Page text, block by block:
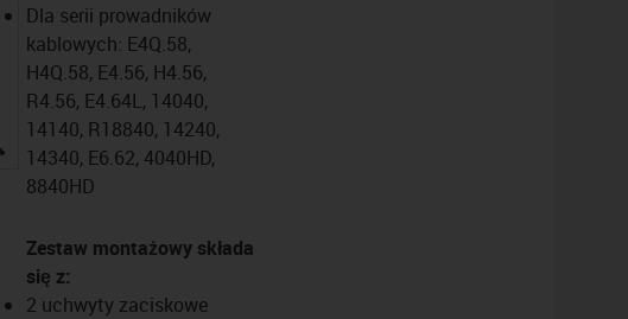
igus-icon-lupe
Dla serii prowadników
kablowych: E4Q.58,
H4Q.58, E4.56, H4.56,
R4.56, E4.64L, 14040,
14140, R18840, 14240,
14340, E6.62, 4040HD,
8840HD
Zestaw montażowy składa
się z:
2 uchwyty zaciskowe